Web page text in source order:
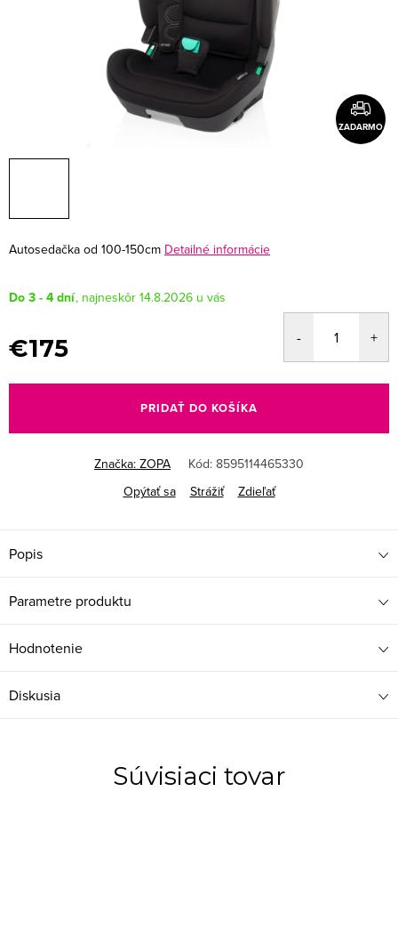
ZADARMO
Autosedačka od 100-150cm Detailné informácie
Do 3 - 4 dní 14.8.2026
€175
cena:
PRIDAŤ DO KOŠÍKA
Značka: ZOPA Kód: 8595114465330
Opýtať sa
Strážiť Zdieľať
Popis
Parametre produktu
Hodnotenie
Diskusia
Súvisiaci tovar